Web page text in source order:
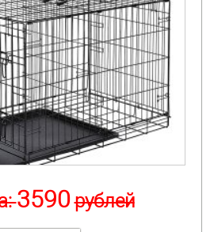
3590рублей